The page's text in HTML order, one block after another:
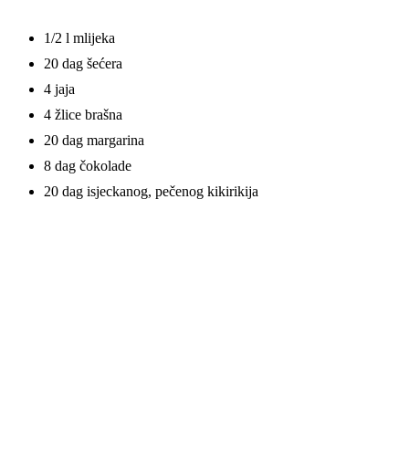
1/2 l mlijeka
20 dag šećera
4 jaja
4 žlice brašna
20 dag margarina
8 dag čokolade
20 dag isjeckanog, pečenog kikirikija